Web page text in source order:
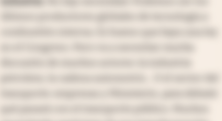
en el Congreso. Pero va a necesitar mucha